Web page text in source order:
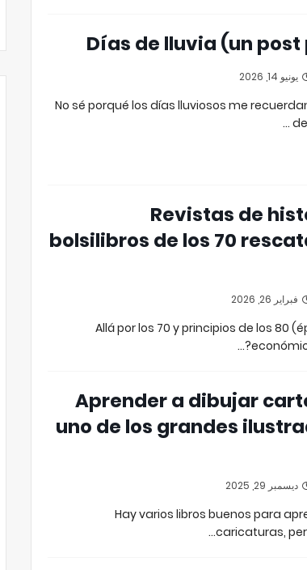
Días de lluvia (un
يونيو 14, 2026
No sé porqué los días lluviosos me
Revistas de
bolsilibros de los 70
فبراير 26, 2026
Allá por los 70 y principios de los 80
Aprender a dibujar
uno de los grandes
ديسمبر 29, 2025
Hay varios libros buenos para
caricaturas,